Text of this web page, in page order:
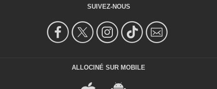
SUIVEZ-NOUS
ALLOCINÉ SUR MOBILE